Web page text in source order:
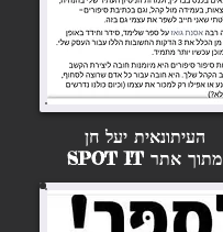
העיתונאית יעל חן
מתוך אתר SPOT IT